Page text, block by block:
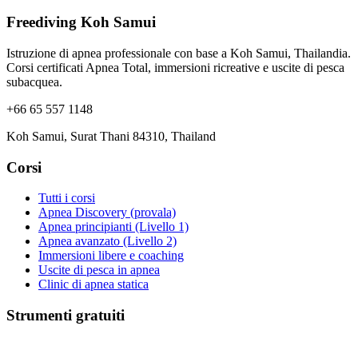
Freediving Koh Samui
Istruzione di apnea professionale con base a Koh Samui, Thailandia.
Corsi certificati Apnea Total, immersioni ricreative e uscite di pesca
subacquea.
+66 65 557 1148
Koh Samui, Surat Thani 84310, Thailand
Corsi
Tutti i corsi
Apnea Discovery (provala)
Apnea principianti (Livello 1)
Apnea avanzato (Livello 2)
Immersioni libere e coaching
Uscite di pesca in apnea
Clinic di apnea statica
Strumenti gratuiti